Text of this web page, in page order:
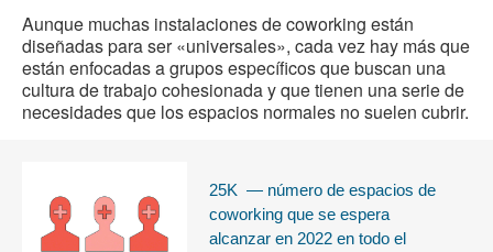
Aunque muchas instalaciones de coworking están
diseñadas para ser «universales», cada vez hay más que
están enfocadas a grupos específicos que buscan una
cultura de trabajo cohesionada y que tienen una serie de
necesidades que los espacios normales no suelen cubrir.
25K — número de espacios de
coworking que se espera
alcanzar en 2022 en todo el